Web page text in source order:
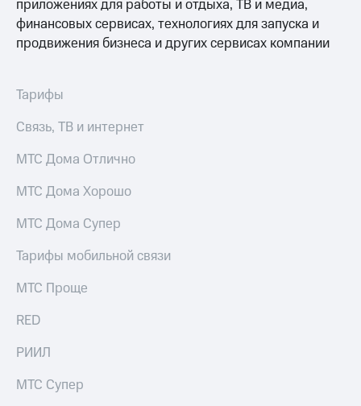
Интернет,
ТВ и телефон
для дома
интернет
Домашнее
Спутниковое
ТВ
телефон
Видеонаблюдение
для дома
МТС
на гигабайты
фильмы,
и многое
Семейная
подписки
приложениях для работы и отдыха, ТВ и медиа,
финансовых сервисах, технологиях для запуска и
продвижения бизнеса и других сервисах компании
Тарифы
Связь, ТВ и интернет
МТС Дома Отлично
МТС Дома Хорошо
МТС Дома Супер
Тарифы мобильной связи
МТС Проще
RED
РИИЛ
МТС Супер